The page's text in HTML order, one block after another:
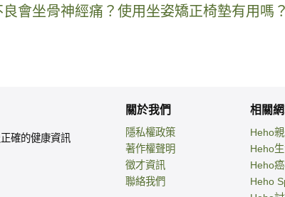
會坐骨神經痛？使用坐姿矯正椅墊有用嗎
確的健康資訊
關於我們
隱私權政策
著作權聲明
徵才資訊
聯絡我們
相關
Heho
Heho
Heho
Heho